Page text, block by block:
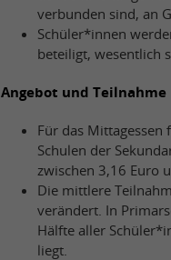
verbunden sind, an
Schüler*innen
beteiligt, wesentlich
Angebot und Teilnahme
Für das
Schulen der
zwischen 3,16 Euro
Die mittlere
verändert. In
Hälfte aller
liegt.